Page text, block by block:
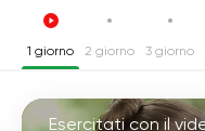
1 giorno 2 giorno 3 giorno
Esercitati con il